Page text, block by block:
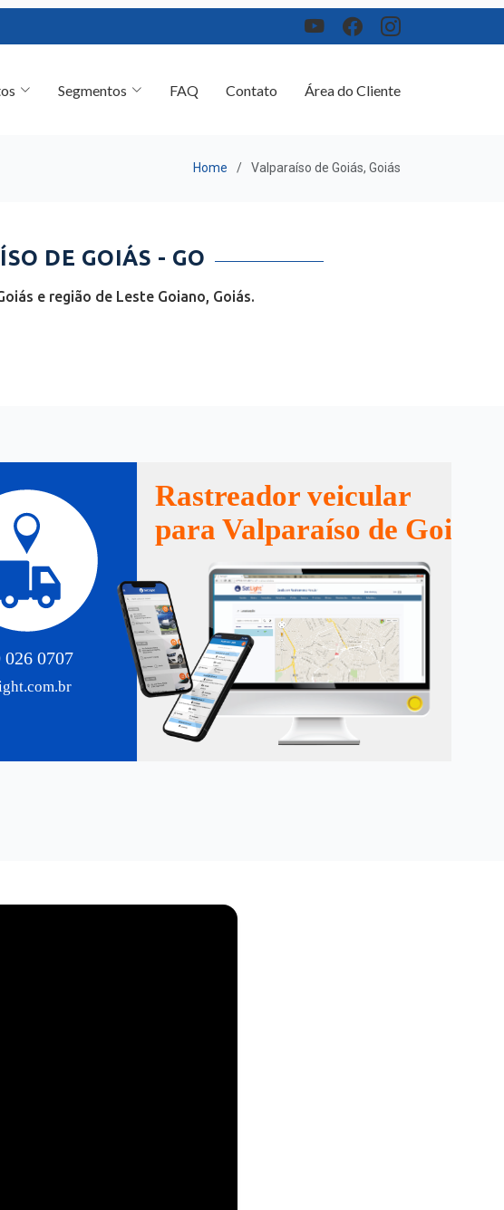
Área do Cliente
Home Valparaíso de Goiás, Goiás
DE GOIÁS - GO
e região de Leste Goiano, Goiás.
026 0707
Rastreador veicular
para Valparaíso de Goiás